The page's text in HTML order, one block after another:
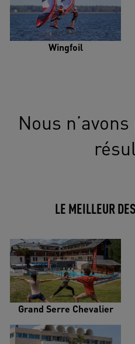
Wingfoil
Nous
LE MEILLEUR
Grand Serre Chevalier